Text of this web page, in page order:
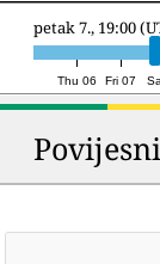
Thu 06 Fri 07
subota 8., 14:00